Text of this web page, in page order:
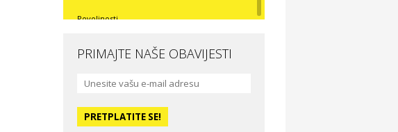
Povoljnosti
La Medusa SPA & beauty studio –
PRIMAJTE NAŠE OBAVIJESTI